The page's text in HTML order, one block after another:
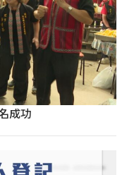
成功